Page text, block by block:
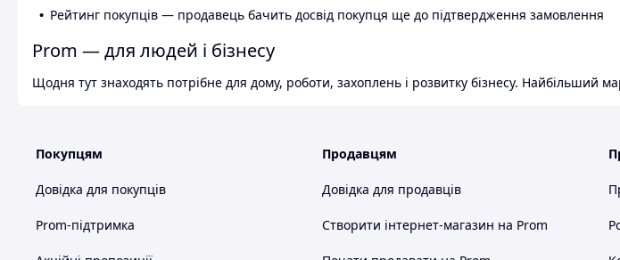
Рейтинг покупців — продавець бачить досвід покупця ще до підтвердження замовлення
Prom — для людей і бізнесу
Щодня тут знаходять потрібне для дому, роботи, захоплень і розвитку бізнесу. Найбільший
Покупцям
Довідка для покупців
Prom-підтримка
Продавцям
Довідка для продавців
Створити інтернет-магазин на Prom